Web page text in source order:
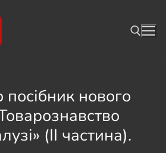
нового
(ІІ частина).